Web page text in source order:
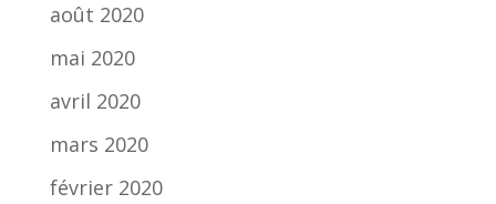
août 2020
mai 2020
avril 2020
mars 2020
février 2020